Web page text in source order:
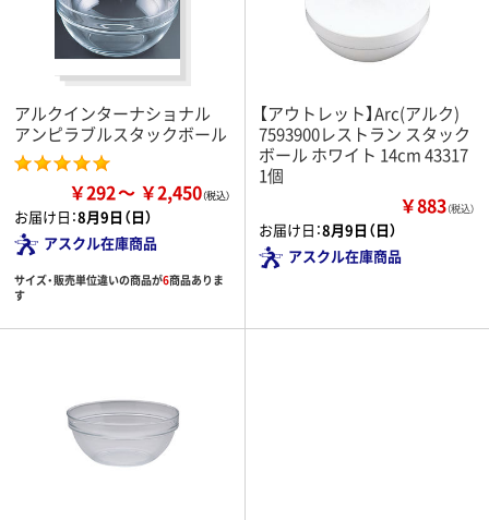
アルクインターナショナル
アンピラブルスタックボール
￥292 ￥2,450
お届け日：8月9日（日）
アスクル在庫商品
サイズ・販売単位違いの商品が6商品ありま
す
【アウトレット】Arc(アルク)
7593900レストラン スタック
ボール ホワイト 14cm 43317
1個
￥883（税込）
お届け日：8月9日（日）
アスクル在庫商品